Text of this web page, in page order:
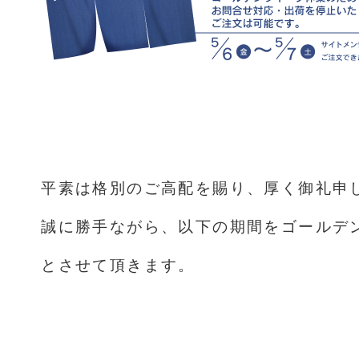
平素は格別のご高配を賜り、厚く御礼申
誠に勝手ながら、以下の期間をゴールデ
とさせて頂きます。